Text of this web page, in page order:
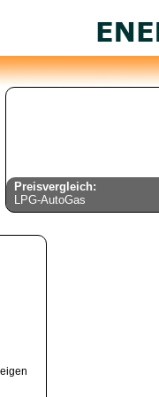
Preisvergleich:
LPG-AutoGas